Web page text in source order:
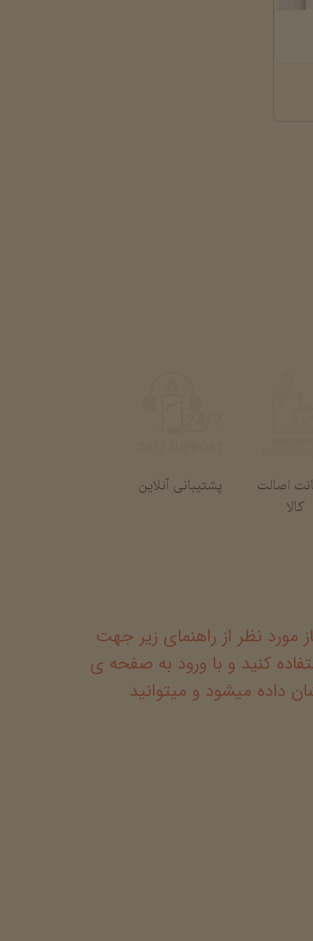
پشتیبانی آنلاین
اصالت
کالا
نظر از راهنمای زیر جهت
کنید و با ورود به صفحه ی
داده میشود و میتوانید